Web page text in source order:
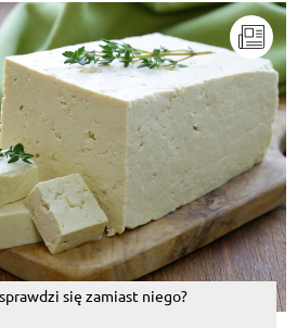
się zamiast niego?